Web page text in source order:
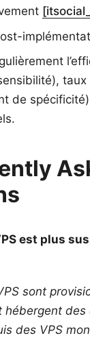
de
est plus
sont
hébergent des
des VPS